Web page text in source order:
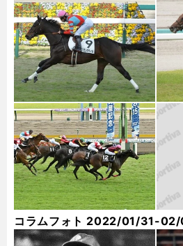
コラムフォト 2022/01/31-